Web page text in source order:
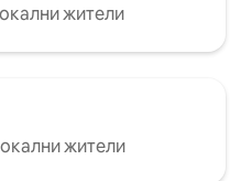
жители
жители